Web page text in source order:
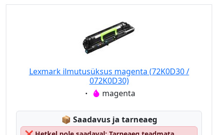
Lexmark ilmutusüksus magenta (72K0D30 /
072K0D30)
Eigenschaft:
magenta
📦 Lagerstatus:
Saadavus ja tarneaeg